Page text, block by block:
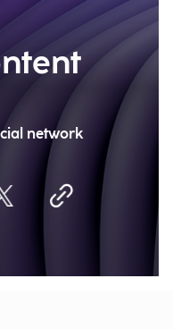
network